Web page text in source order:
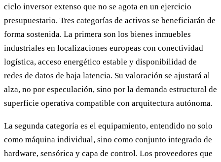
ciclo inversor extenso que no se agota en un ejercicio
presupuestario. Tres categorías de activos se beneficiarán de
forma sostenida. La primera son los bienes inmuebles
industriales en localizaciones europeas con conectividad
logística, acceso energético estable y disponibilidad de
redes de datos de baja latencia. Su valoración se ajustará al
alza, no por especulación, sino por la demanda estructural de
superficie operativa compatible con arquitectura autónoma.
La segunda categoría es el equipamiento, entendido no solo
como máquina individual, sino como conjunto integrado de
hardware, sensórica y capa de control. Los proveedores que